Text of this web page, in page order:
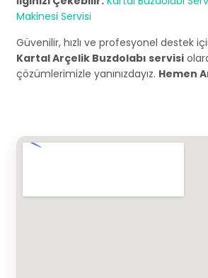
Makinesi Servisi
Güvenilir, hızlı ve profesyonel destek
Kartal Arçelik Buzdolabı servisi
çözümlerimizle yanınızdayız. Hemen